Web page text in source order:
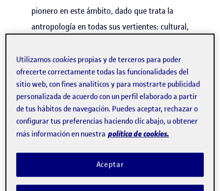
pionero en este ámbito, dado que trata la
antropología en todas sus vertientes: cultural,
Obtener una visión holística del ser humano,
incorporando la perspectiva de las diversas ciencias
naturales, humanas y sociales en el estudio de la
diversidad cultural y los orígenes de la humanidad.
Descarga el programa (PDF)
Titulación oficial
Utilizamoscookies propias y de terceros para poder
ofrecerte correctamente todas las funcionalidades del
sitio web, con fines analíticos y para mostrarte publicidad
personalizada de acuerdo con un perfil elaborado a partir
de tus hábitos de navegación. Puedes aceptar, rechazar o
configurar tus preferencias haciendo clic abajo, u obtener
más información en nuestra política de cookies.
Aceptar